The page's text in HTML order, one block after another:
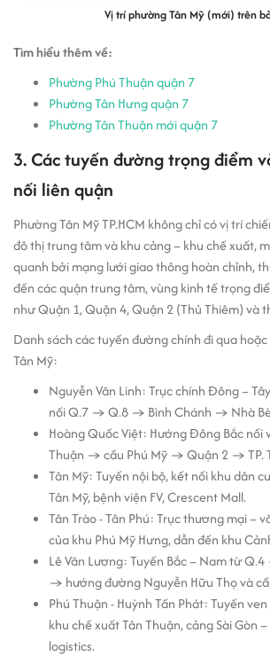
Vị trí phường Tân Mỹ (mới) trên
Tìm hiểu thêm về:
Phường Phú Thuận quận 7
Phường Tân Hưng quận 7
Phường Tân Thuận mới quận 7
3. Các tuyến đường trọng điểm
nối liên quận
Phường Tân Mỹ TP.HCM không chỉ có vị trí
đô thị trung tâm và khu cảng – khu chế xuất,
quanh bởi mạng lưới giao thông hoàn chỉnh,
đến các quận trung tâm, vùng kinh tế trọng
như Quận 1, Quận 4, Quận 2 (Thủ Thiêm) và
Danh sách các tuyến đường chính đi qua
Tân Mỹ:
Nguyễn Văn Linh: Trục chính Đông –
nối Q.7 → Q.8 → Bình Chánh → Nhà
Hoàng Quốc Việt: Hướng Đông Bắc nối
Thuận → cầu Phú Mỹ → Quận 2 → TP.
Tân Mỹ: Tuyến nội bộ, kết nối khu dân
Tân Mỹ, bệnh viện FV, Crescent Mall.
Tân Trào - Tân Phú: Trục thương mại –
của khu Phú Mỹ Hưng, dẫn đến khu
Lê Văn Lương: Tuyến Bắc – Nam từ
→ hướng đường Nguyễn Hữu Thọ và
Phú Thuận - Huỳnh Tấn Phát: Tuyến
khu chế xuất Tân Thuận, cảng Sài Gòn
logistics.